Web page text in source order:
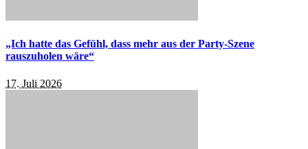
„Ich hatte das Gefühl, dass mehr aus der Party-Szene
rauszuholen wäre“
17. Juli 2026